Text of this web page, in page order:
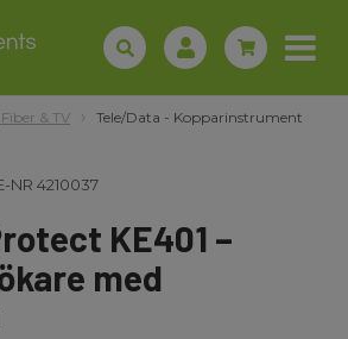
& TV Tele/Data - Kopparinstrument
NR 4210037
KE401 –
med